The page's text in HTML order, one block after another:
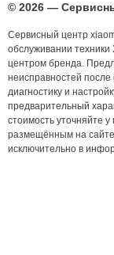
© 2026 —
Сервисный центр
обслуживании
центром бренда.
неисправностей
диагностику и
предварительный
стоимость уточняйте
размещённым на
исключительно в